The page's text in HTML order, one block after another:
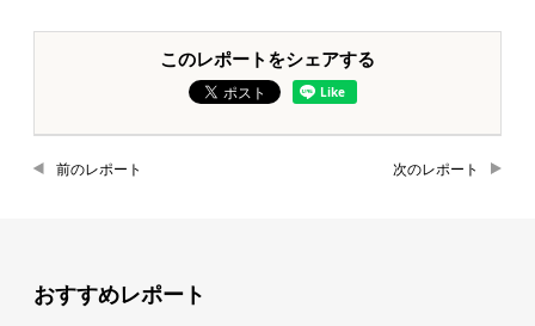
このレポートをシェアする
前のレポート 次のレポート
おすすめレポート